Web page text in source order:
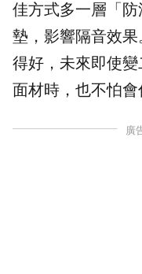
佳方式多一層「
墊，影響隔音效
得好，未來即使
面材時，也不怕會
廣